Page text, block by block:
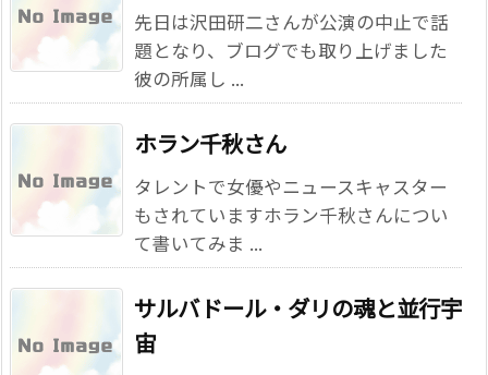
先日は沢田研二さんが公演の中止で話
題となり、ブログでも取り上げました
彼の所属し ...
ホラン千秋さん
タレントで女優やニュースキャスター
もされていますホラン千秋さんについ
て書いてみま ...
サルバドール・ダリの魂と並行宇
宙